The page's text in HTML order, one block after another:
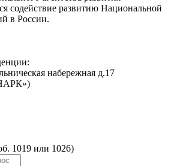
содействие развитию Национальной
в России.
набережная д.17
1019 или 1026)